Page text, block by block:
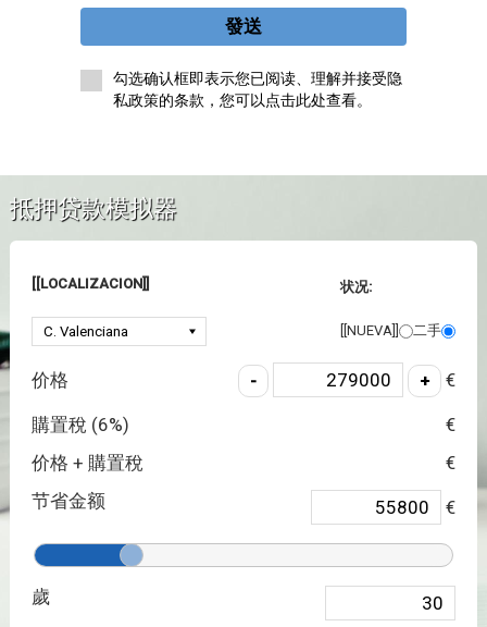
發送
勾选确认框即表示您已阅读、理解并接受隐
私政策的条款，您可以点击此处查看。
抵押贷款模拟器
[[LOCALIZACION]] 状况:
[[NUEVA]] 二手
价格 €
購置稅 (6%)
€
价格 + 購置稅
€
节省金额
€
歲